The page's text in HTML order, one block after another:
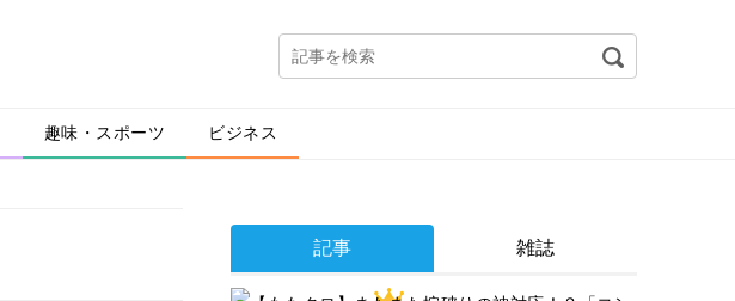
趣味・スポーツ ビジネス
記事 雑誌